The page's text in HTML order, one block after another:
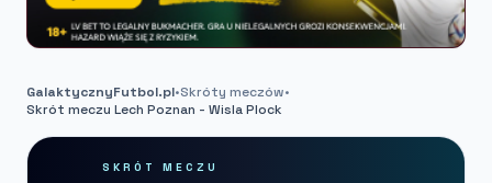
GalaktycznyFutbol.pl•Skróty meczów•
Skrót meczu Lech Poznan - Wisla Plock
SKRÓT MECZU